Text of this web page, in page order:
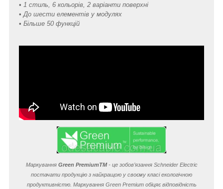
• 1 стиль, 6 кольорів, 2 варіанти поверхні
• До шести елементів у модулях
• Більше 50 функцій
Маркування Green PremiumTM- це зобов’язання Schneider Electric
постачати продукцію з найкращою у своєму класі екологічною
продуктивністю. Маркування Green Premium обіцяє відповідність